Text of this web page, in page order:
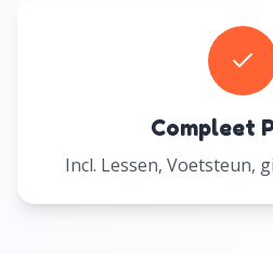
Compleet
Incl. Lessen, Voetsteun,